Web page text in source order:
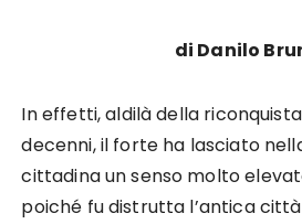
di Danilo
In effetti, aldilà della
decenni, il forte ha lasciato
cittadina un senso molto
poiché fu distrutta l’antica